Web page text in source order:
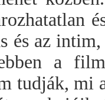
és az
a
tudják, mi